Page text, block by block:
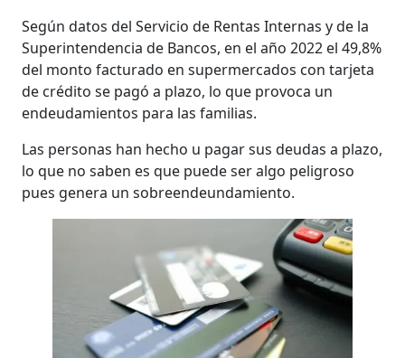
Según datos del Servicio de Rentas Internas y de la
Superintendencia de Bancos, en el año 2022 el 49,8%
del monto facturado en supermercados con tarjeta
de crédito se pagó a plazo, lo que provoca un
endeudamientos para las familias.
Las personas han hecho u pagar sus deudas a plazo,
lo que no saben es que puede ser algo peligroso
pues genera un sobreendeundamiento.